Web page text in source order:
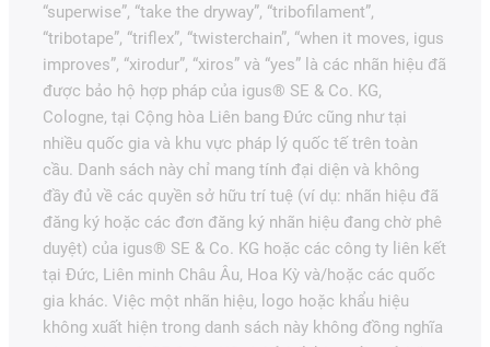
“superwise”, “take the dryway”, “tribofilament”,
“tribotape”, “triflex”, “twisterchain”, “when it moves, igus
improves”, “xirodur”, “xiros” và “yes” là các nhãn hiệu đã
được bảo hộ hợp pháp của igus® SE & Co. KG,
Cologne, tại Cộng hòa Liên bang Đức cũng như tại
nhiều quốc gia và khu vực pháp lý quốc tế trên toàn
cầu. Danh sách này chỉ mang tính đại diện và không
đầy đủ về các quyền sở hữu trí tuệ (ví dụ: nhãn hiệu đã
đăng ký hoặc các đơn đăng ký nhãn hiệu đang chờ phê
duyệt) của igus® SE & Co. KG hoặc các công ty liên kết
tại Đức, Liên minh Châu Âu, Hoa Kỳ và/hoặc các quốc
gia khác. Việc một nhãn hiệu, logo hoặc khẩu hiệu
không xuất hiện trong danh sách này không đồng nghĩa